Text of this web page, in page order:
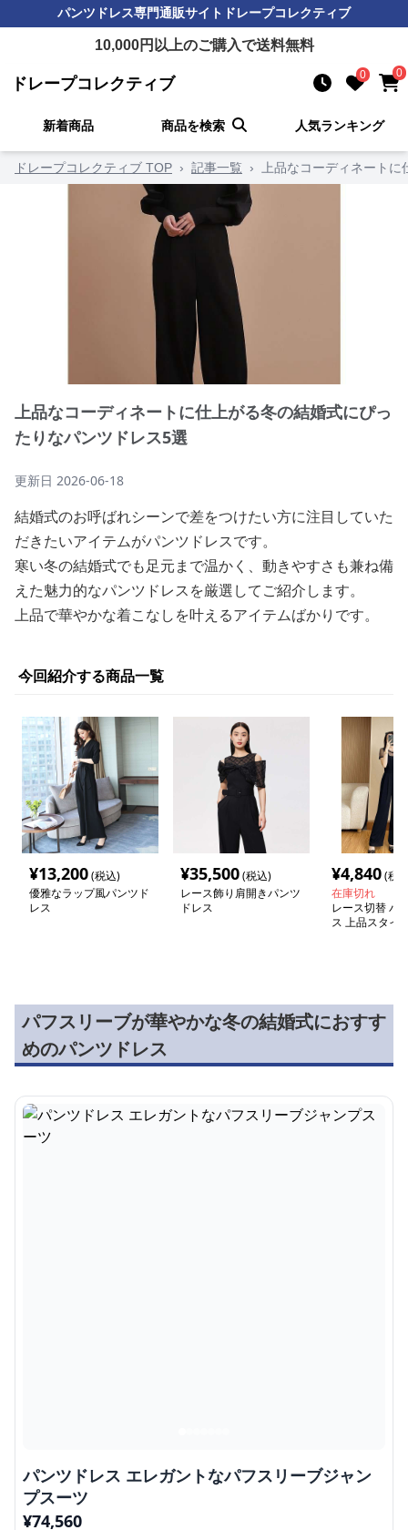
パンツドレス専門通販サイト ドレープコレクティブ
10,000円以上のご購入で送料無料
ドレープコレクティブ 0 0
新着商品 商品を検索 人気ランキング
ドレープコレクティブ TOP › 記事一覧 › 上品なコーディネート
上品なコーディネートに仕上がる冬の結婚式にぴっ
たりなパンツドレス5選
更新日 2026-06-18
結婚式のお呼ばれシーンで差をつけたい方に注目していた
だきたいアイテムがパンツドレスです。
寒い冬の結婚式でも足元まで温かく、動きやすさも兼ね備
えた魅力的なパンツドレスを厳選してご紹介します。
上品で華やかな着こなしを叶えるアイテムばかりです。
今回紹介する商品一覧
¥13,200(税込)
優雅なラップ風パンツド
レス
¥35,500(税込)
レース飾り肩開きパンツ
ドレス
¥4,840(税
在庫切れ
レース切替 パ
ス 上品スタイ
パフスリーブが華やかな冬の結婚式におすす
めのパンツドレス
パンツドレス エレガントなパフスリーブジャン
プスーツ
¥74,560